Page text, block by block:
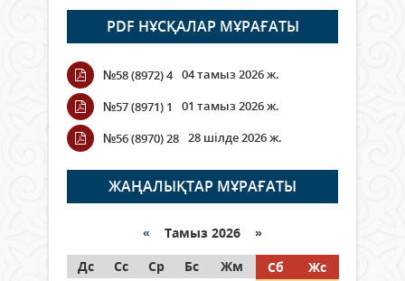
Open Air: Қызылорда облысы
полиция департаменті 20
мыңнан астам көрерменнің
қауіпсіздігін қамтамасыз етті
06 тамыз 2026 ж.
Wi-Fi ҚАБЫРҒА АРҚЫЛЫ ҚАЛАЙ
ӨТЕДІ?
06 тамыз 2026 ж. 257
граждане Казахстана,
05 тамыз 2026 ж. 139
PDF НҰСҚАЛАР МҰРАҒАТЫ
№58 (8972) 4 04 тамыз 2026 ж.
№57 (8971) 1
01 тамыз 2026 ж.
№56 (8970) 28 28 шілде 2026 ж.
ЖАҢАЛЫҚТАР МҰРАҒАТЫ
« Тамыз 2026 »
Дс
Сс Ср Бс Жм Сб
Жс